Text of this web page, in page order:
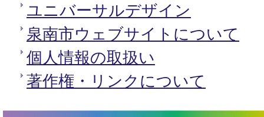
ユニバーサルデザイン
泉南市ウェブサイトについて
個人情報の取扱い
著作権・リンクについて